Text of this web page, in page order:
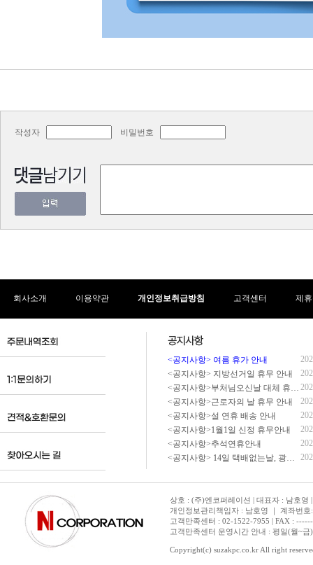
작성자 비밀번호
회사소개 이용약관 개인정보취급방침 고객센터 제
<공지사항> 여름 휴가 안내
<공지사항> 지방선거일 휴무 안내
<공지사항>부처님오신날 대체 휴무 안내
<공지사항>근로자의 날 휴무 안내
<공지사항>설 연휴 배송 안내
<공지사항>1월1일 신정 휴무안내
<공지사항>추석연휴안내
<공지사항> 14일 택배없는날, 광복절 휴무 배송 안내
상호 : (주)엔코퍼레이션 | 대표자 : 남호영
개인정보관리책임자 : 남호영 ｜ 계좌번
고객만족센터 : 02-1522-7955 | FAX :
고객만족센터 운영시간 안내 : 평일(월~
Copyright(c) suzakpc.co.kr All right